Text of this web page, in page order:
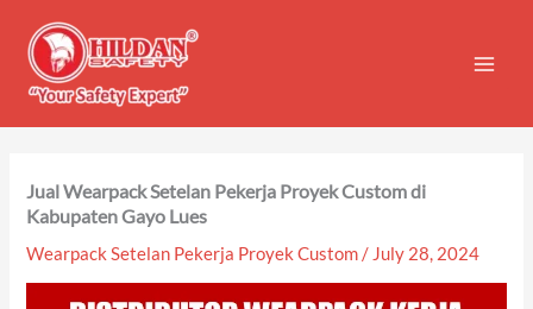
content
Jual Wearpack Setelan Pekerja Proyek Custom di
Kabupaten Gayo Lues
Wearpack Setelan Pekerja Proyek Custom/ July 28, 2024